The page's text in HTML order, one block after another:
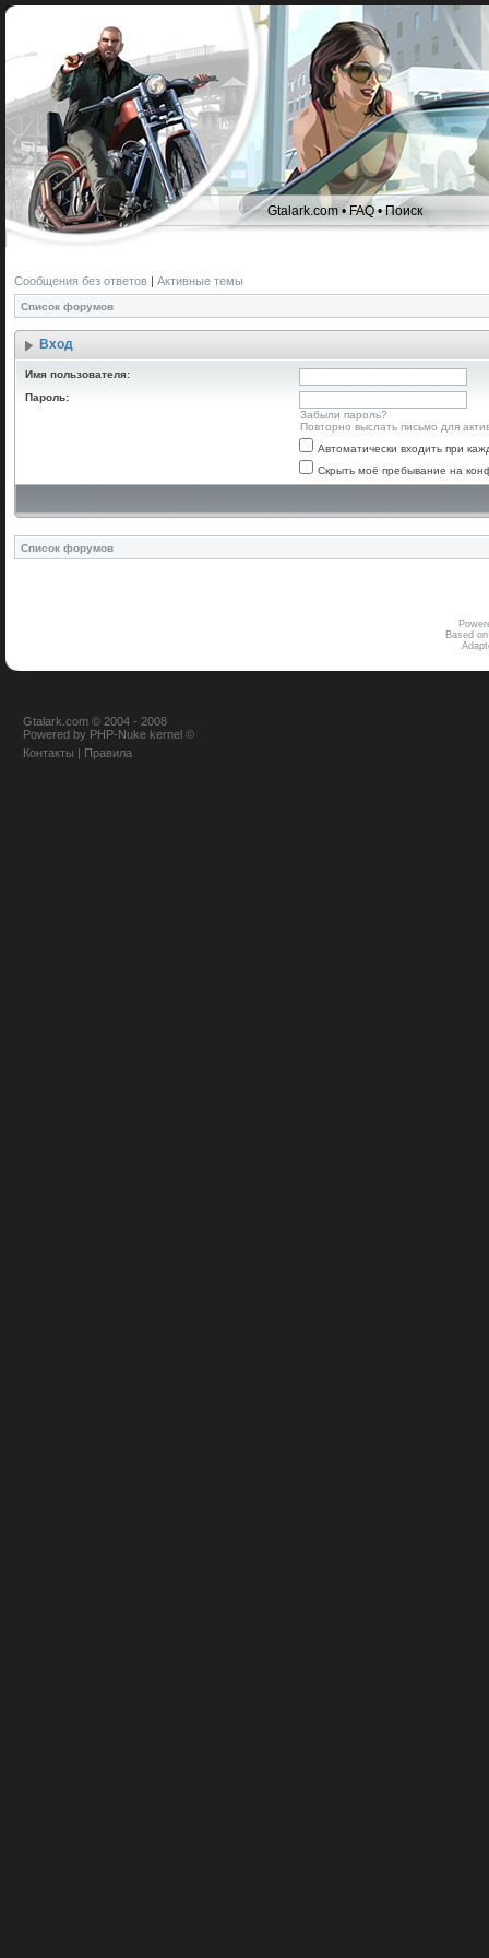
Gtalark.com •FAQ•Поиск
Сообщения без ответов | Активные темы
Список форумов
Вход
Имя пользователя:
Пароль:
Забыли пароль?
Повторно выслать письмо для
Автоматически входить при
Скрыть моё пребывание на
Список форумов
Based
Gtalark.com © 2004 - 2008
Powered by PHP-Nuke kernel ©
Контакты | Правила